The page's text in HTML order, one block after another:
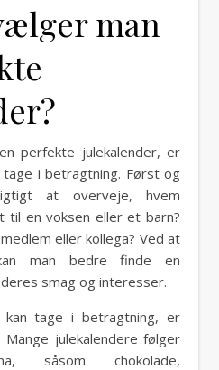
man
perfekte julekalender, er
i betragtning. Først og
at overveje, hvem
til en voksen eller et barn?
eller kollega? Ved at
man bedre finde en
smag og interesser.
kan tage i betragtning, er
julekalendere følger
såsom chokolade,